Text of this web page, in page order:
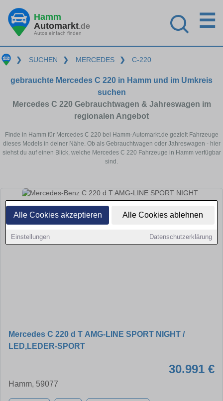
Alle Cookies akzeptieren Alle Cookies ablehnen
Einstellungen Datenschutzerklärung
Hamm
Automarkt.de
Autos einfach finden
☰
❯ SUCHEN ❯ MERCEDES ❯ C-220
gebrauchte Mercedes C 220 in Hamm und im Umkreis
suchen
Mercedes C 220 Gebrauchtwagen & Jahreswagen im
regionalen Angebot
Finde in Hamm für Mercedes C 220 bei Hamm-Automarkt.de gezielt Fahrzeuge
dieses Models in deiner Nähe. Ob als Gebrauchtwagen oder Jahreswagen - hier
siehst du auf einen Blick, welche Mercedes C 220 Fahrzeuge in Hamm verfügbar
sind.
Mercedes C 220 d T AMG-LINE SPORT NIGHT /
LED,LEDER-SPORT
30.991 €
Hamm, 59077